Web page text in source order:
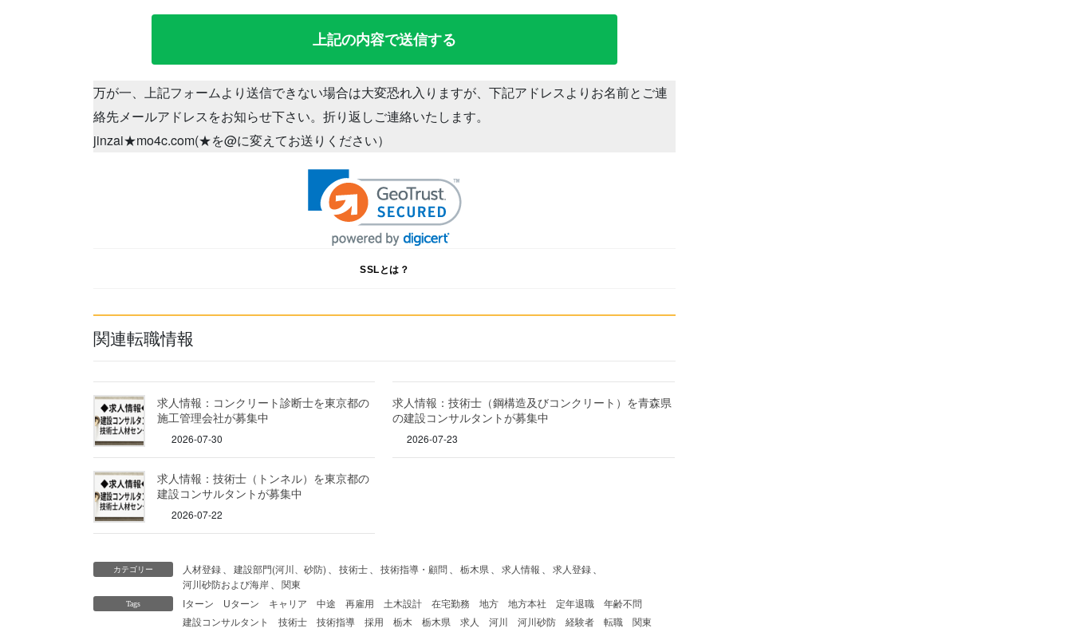
万が一、上記フォームより送信できない場合は大変恐れ入りますが、下記アドレスよりお名前とご連
絡先メールアドレスをお知らせ下さい。折り返しご連絡いたします。
jinzai★mo4c.com(★を@に変えてお送りください）
SSLとは？
関連転職情報
求人情報：コンクリート診断士を東京都の
施工管理会社が募集中
2026-07-30
求人情報：技術士（鋼構造及びコンクリート）を青森県
の建設コンサルタントが募集中
2026-07-23
求人情報：技術士（トンネル）を東京都の
建設コンサルタントが募集中
2026-07-22
カテゴリー 人材登録 建設部門(河川、砂防) 技術士 技術指導・顧問 栃木県 求人情報 求人登録
河川砂防および海岸
関東
Tags Iターン Uターン キャリア 中途 再雇用 土木設計 在宅勤務 地方 地方本社 定年退職
年齢不問
建設コンサルタント
技術士 技術指導 採用 栃木 栃木県 求人 河川 河川砂防 経験者 転職
関東